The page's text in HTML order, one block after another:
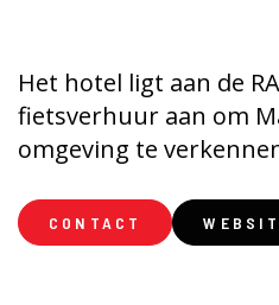
Het hotel ligt aan de
fietsverhuur aan om
omgeving te
CONTACT